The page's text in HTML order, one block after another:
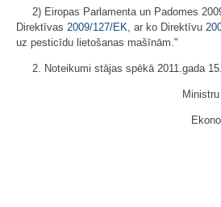
2) Eiropas Parlamenta un Padomes
Direktīvas 2009/127/EK, ar ko Direktīvu
uz pesticīdu lietošanas mašīnām."
2. Noteikumi stājas spēkā 2011.gada